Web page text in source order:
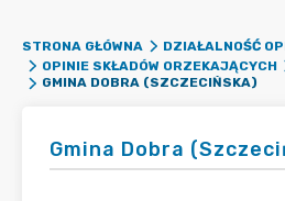
STRONA GŁÓWNA
DZIAŁALNOŚĆ
OPINIE SKŁADÓW ORZEKAJĄCYCH
GMINA DOBRA (SZCZECIŃSKA)
Gmina Dobra